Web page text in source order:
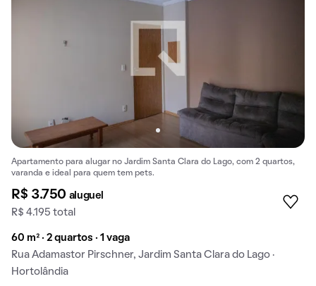
Apartamento para alugar no Jardim Santa Clara do Lago, com 2 quartos,
varanda e ideal para quem tem pets.
R$ 3.750 aluguel
R$ 4.195 total
60 m² · 2 quartos · 1 vaga
Rua Adamastor Pirschner, Jardim Santa Clara do Lago ·
Hortolândia